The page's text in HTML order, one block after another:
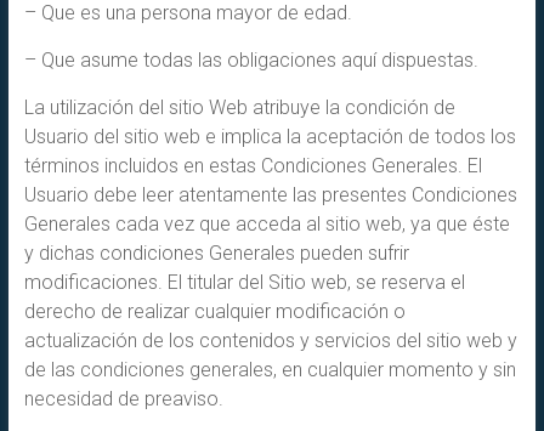
– Que es una persona mayor de edad.
– Que asume todas las obligaciones aquí dispuestas.
La utilización del sitio Web atribuye la condición de
Usuario del sitio web e implica la aceptación de todos los
términos incluidos en estas Condiciones Generales. El
Usuario debe leer atentamente las presentes Condiciones
Generales cada vez que acceda al sitio web, ya que éste
y dichas condiciones Generales pueden sufrir
modificaciones. El titular del Sitio web, se reserva el
derecho de realizar cualquier modificación o
actualización de los contenidos y servicios del sitio web y
de las condiciones generales, en cualquier momento y sin
necesidad de preaviso.